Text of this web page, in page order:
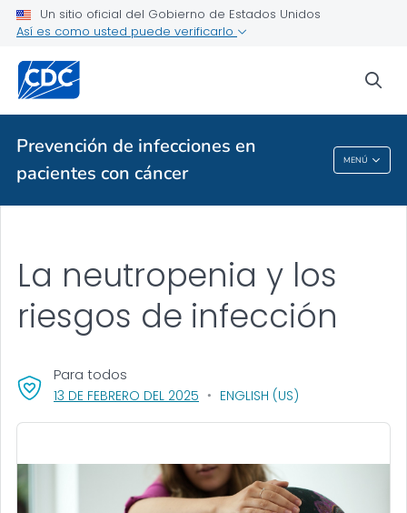
Un sitio oficial del Gobierno de Estados Unidos
Así es como usted puede verificarlo
Prevención de infecciones en
pacientes con cáncer
MENÚ
Información para pacientes que están recibiendo
quimioterapia
VER TODO
Prevención De Infecciones En Pacientes Con
Cáncer
13 DE FEBRERO DEL 2025 , VISIT LINK FOR DETAILS.
ENGLISH (US)
Para todos
La neutropenia y los
riesgos de infección